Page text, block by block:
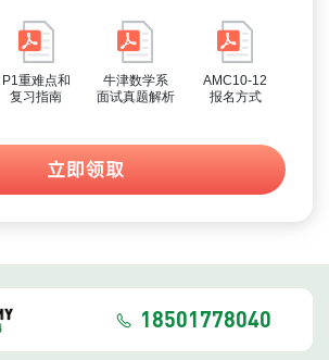
P1重难点和
复习指南
牛津数学系
面试真题解析
AMC10-12
报名方式
立即领取
18501778040